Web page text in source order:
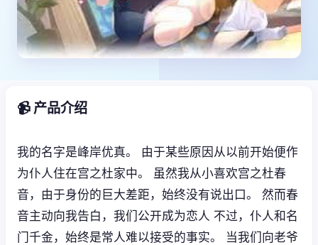
📹 产品介绍
我的名字是峰岸优真。 由于某些原因从以前开始便作
为仆人住在宫之杜家中。 虽然我从小喜欢宫之杜春
音，由于身份的巨大差距，始终没有说出口。 然而春
音主动向我告白，我们公开成为恋人 不过，仆人和名
门千金，始终是常人难以接受的事实。 当我们向老爷